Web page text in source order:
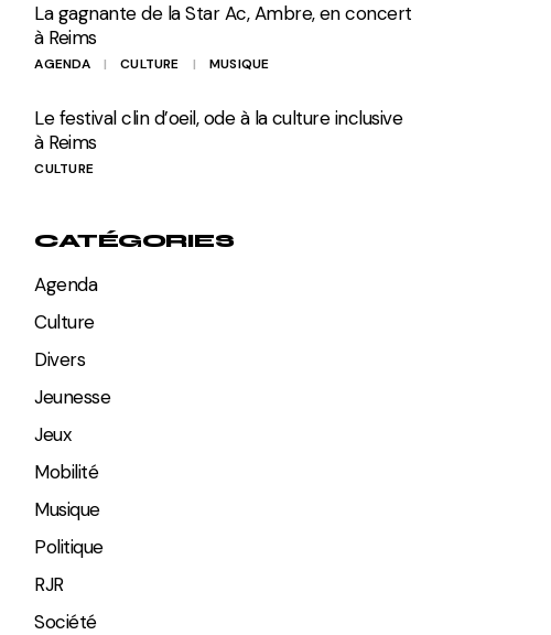
La gagnante de la Star Ac, Ambre, en concert
à Reims
AGENDA CULTURE MUSIQUE
Le festival clin d’oeil, ode à la culture inclusive
à Reims
CULTURE
CATÉGORIES
Agenda
Culture
Divers
Jeunesse
Jeux
Mobilité
Musique
Politique
RJR
Société